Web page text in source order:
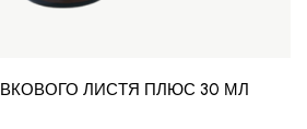
ЛИСТЯ ПЛЮС 30 МЛ